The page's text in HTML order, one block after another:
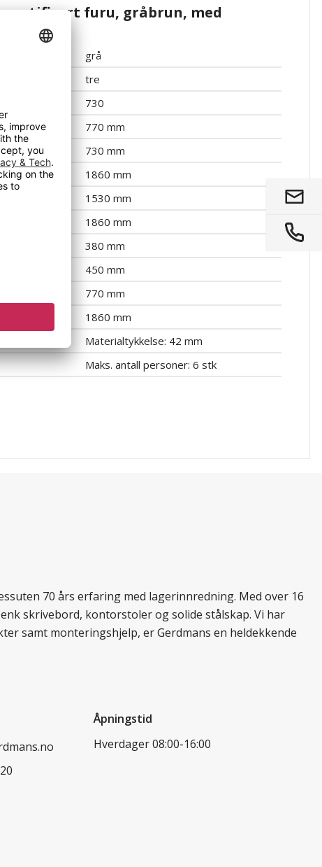
sertifisert furu, gråbrun, med
grå
tre
730
770 mm
730 mm
1860 mm
1530 mm
1860 mm
380 mm
450 mm
770 mm
1860 mm
Materialtykkelse: 42 mm
Maks. antall personer: 6 stk
70 års erfaring med lagerinnredning. Med over 16
skrivebord, kontorstoler og solide stålskap. Vi har
samt monteringshjelp, er Gerdmans en heldekkende
Åpningstid
Hverdager 08:00-16:00